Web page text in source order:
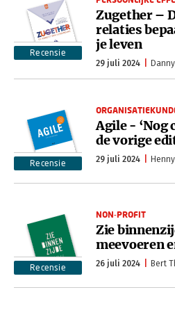
Recensie
Zugether –
relaties
je leven
29 juli 2024
Recensie
Agile - ‘Nog
de vorige
29 juli 2024
Recensie
NON-PROFIT
Zie
meevoeren
26 juli 2024 Bert